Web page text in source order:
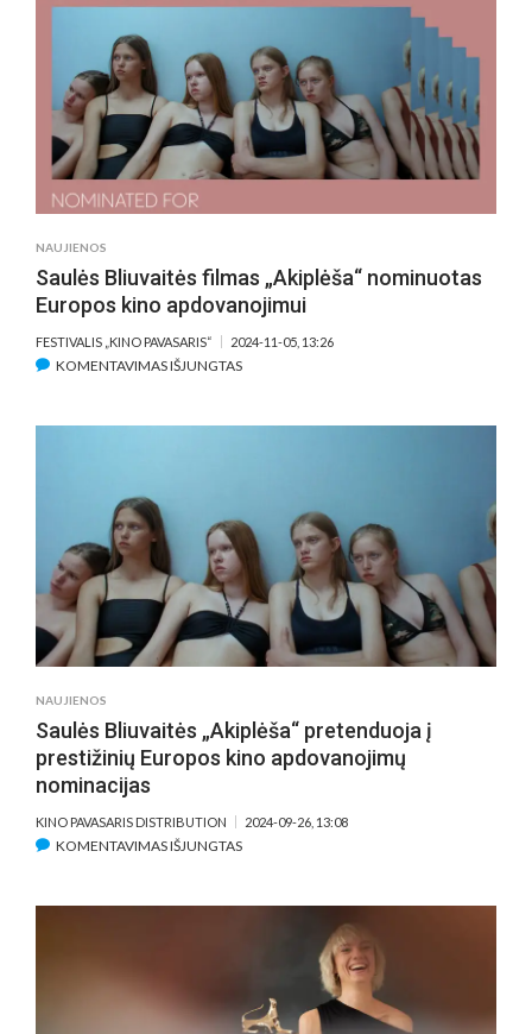
ATKELIAUJA
70
FESTIVALIŲ,
JAU
PELNĖ
15
NAUJIENOS
Saulės Bliuvaitės filmas „Akiplėša“ nominuotas
Europos kino apdovanojimui
FESTIVALIS „KINO PAVASARIS“ 2024-11-05, 13:26
KOMENTAVIMAS IŠJUNGTASĮRAŠE
EUROPOS
KINO
APDOVANOJIMUI
NAUJIENOS
Saulės Bliuvaitės „Akiplėša“ pretenduoja į
prestižinių Europos kino apdovanojimų
nominacijas
KINO PAVASARIS DISTRIBUTION 2024-09-26, 13:08
KOMENTAVIMAS IŠJUNGTASĮRAŠE
PRETENDUOJA
PRESTIŽINIŲ
EUROPOS